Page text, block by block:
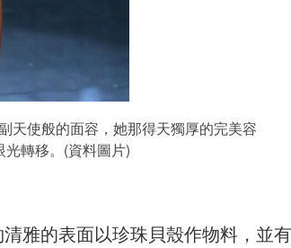
天使般的面容，她那得天獨厚的完美容
轉移。(資料圖片)
雅的表面以珍珠貝殼作物料，並有